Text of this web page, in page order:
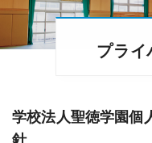
プライ
学校法人聖徳学園個
針